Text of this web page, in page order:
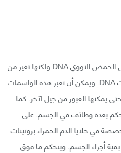
ولا تغير الواسمات هذه تسلسل الحمض النووي DNA ولكنها تغير من
طريقة استخدام الخلايا لتعليمات DNA. ويمكن أن تعبر هذه الواسمات
يمكنها العبور من جيل لآخر. كما
بعدة وظائف في الجسم. على
في خلايا الدم الحمراء بروتينات
أجزاء الجسم. ويتحكم ما فوق